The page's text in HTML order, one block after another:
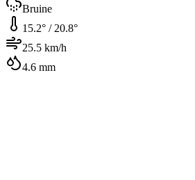
Bruine
15.2° / 20.8°
25.5 km/h
4.6 mm